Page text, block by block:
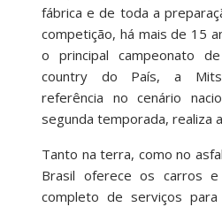
fábrica e de toda a
competição, há mais de 15
o principal campeonato
country do País, a
referência no cenário
segunda temporada, realiza
Tanto na terra, como no
Brasil oferece os carros
completo de serviços